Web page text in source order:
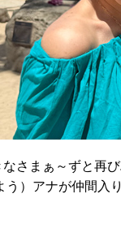
なさまぁ～ずと再
う）アナが仲間入